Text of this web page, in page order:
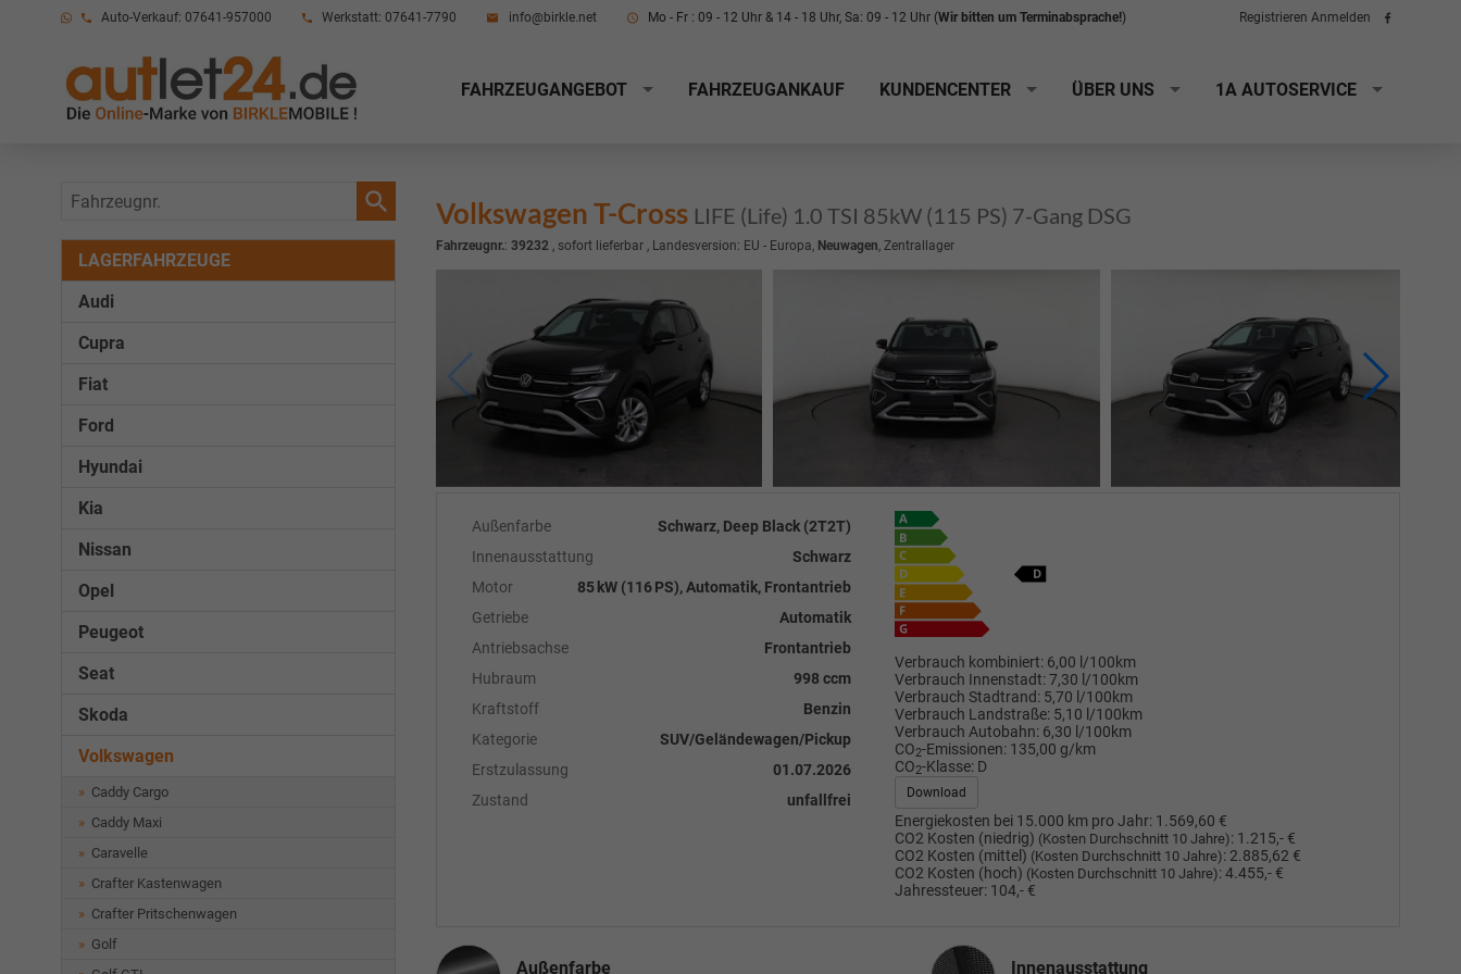
Auto-Verkauf: 07641-957000 Werkstatt: 07641-7790 info@birkle.net Mo - Fr : 09 - 12 Uhr & 14 - 18 Uhr, Sa: 09 - 12 Uhr (Wir bitten um Terminabsprache!) Registrieren Anmelden
Folge
FAHRZEUGANGEBOT FAHRZEUGANKAUF KUNDENCENTER ÜBER UNS 1A AUTOSERVICE
Volkswagen T-Cross LIFE (Life) 1.0 TSI 85kW (115 PS) 7-Gang DSG
Fahrzeugnr.: 39232, sofort lieferbar, Landesversion: EU - Europa, Neuwagen, Zentrallager
Außenfarbe
Schwarz, Deep Black (2T2T)
Innenausstattung
Schwarz
Motor
85 kW (116 PS), Automatik, Frontantrieb
Getriebe
Automatik
Antriebsachse
Frontantrieb
Hubraum
998 ccm
Kraftstoff
Benzin
Kategorie
SUV/Geländewagen/Pickup
Erstzulassung
01.07.2026
Zustand
unfallfrei
Verbrauch kombiniert: 6,00 l/100km
Verbrauch Innenstadt:7,30 l/100km
Verbrauch Stadtrand: 5,70 l/100km
Verbrauch Landstraße: 5,10 l/100km
Verbrauch Autobahn: 6,30 l/100km
CO2-Emissionen: 135,00 g/km
CO2-Klasse: D
Download
Energiekosten bei 15.000 km pro Jahr: 1.569,60 €
CO2 Kosten (niedrig) (Kosten Durchschnitt 10 Jahre): 1.215,- €
CO2 Kosten (mittel) (Kosten Durchschnitt 10 Jahre): 2.885,62 €
CO2 Kosten (hoch) (Kosten Durchschnitt 10 Jahre):4.455,- €
Jahressteuer: 104,- €
Außenfarbe
Innenausstattung
Innenausstattung
Fahrzeugnr.
LAGERFAHRZEUGE
Audi
Cupra
Fiat
Ford
Hyundai
Kia
Nissan
Opel
Peugeot
Seat
Skoda
Volkswagen
Caddy Cargo
Caddy Maxi
Caravelle
Crafter Kastenwagen
Crafter Pritschenwagen
Golf